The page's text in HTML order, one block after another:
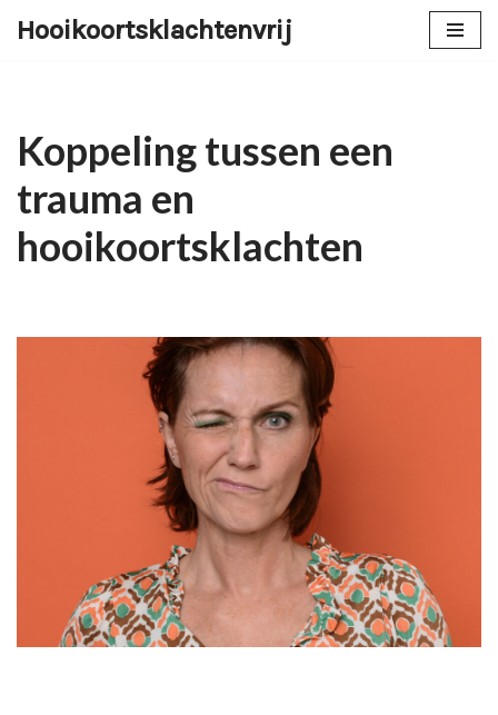
Hooikoortsklachtenvrij
Koppeling tussen een
trauma en
hooikoortsklachten